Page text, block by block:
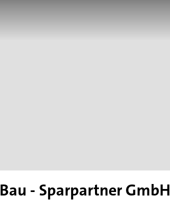
Bau - Sparpartner GmbH